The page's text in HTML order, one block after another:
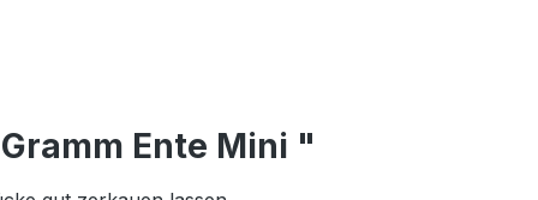
Ente Mini "